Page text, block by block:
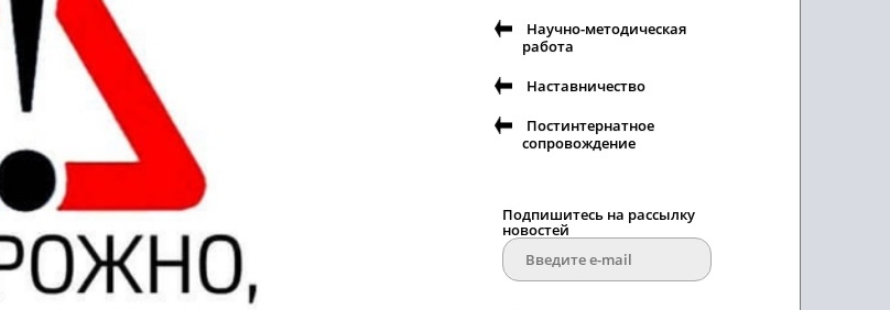
Научно-методическая
работа
Наставничество
Постинтернатное
сопровождение
Подпишитесь на рассылку
новостей